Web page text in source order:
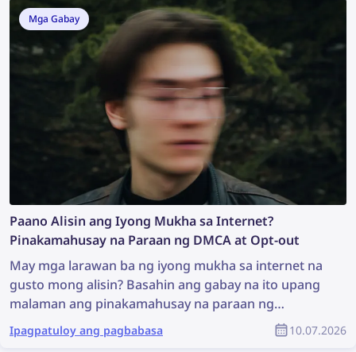
may-akda. Paano mo mahahanap ang ninakaw na
nilalaman at mapoprotektahan ang iyong copyright
bilang bahagi ng komunidad ng YouTube?
Mga Gabay
Paano Alisin ang Iyong Mukha sa Internet?
Pinakamahusay na Paraan ng DMCA at Opt-out
May mga larawan ba ng iyong mukha sa internet na
gusto mong alisin? Basahin ang gabay na ito upang
malaman ang pinakamahusay na paraan ng
paghahanap at pagbura ng iyong mga larawan
online!
Ipagpatuloy ang pagbabasa 10.07.2026